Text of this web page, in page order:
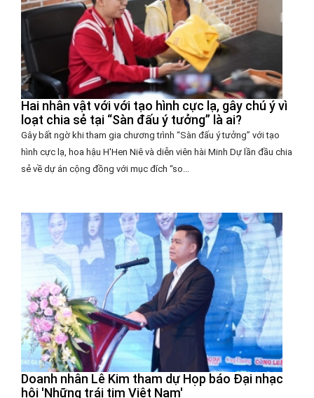
Hai nhân vật với với tạo hình cực lạ, gây chú ý vì
loạt chia sẻ tại “Sàn đấu ý tưởng” là ai?
Gây bất ngờ khi tham gia chương trình “Sàn đấu ý tưởng” với tạo
hình cực lạ, hoa hậu H'Hen Niê và diễn viên hài Minh Dự lần đầu chia
sẻ về dự án cộng đồng với mục đích “so...
Doanh nhân Lê Kim tham dự Họp báo Đại nhạc
hội 'Những trái tim Việt Nam'